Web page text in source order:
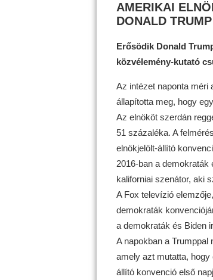
AMERIKAI
DONALD
Erősödik Donald
közvélemény-kutató
Az intézet naponta méri
állapította meg, hogy
Az elnököt szerdán
51 százaléka. A
elnökjelölt-állító
2016-ban a
kaliforniai szenátor, aki
A Fox televízió
demokraták
a demokraták és Biden
A napokban a
amely azt mutatta,
állító konvenció első